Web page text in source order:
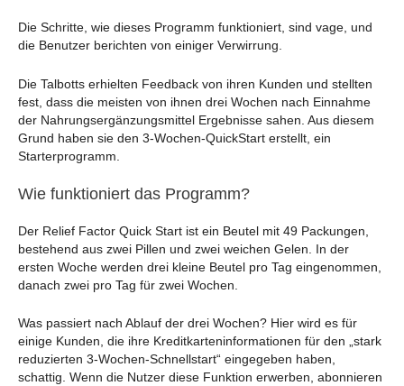
Die Schritte, wie dieses Programm funktioniert, sind vage, und
die Benutzer berichten von einiger Verwirrung.
Die Talbotts erhielten Feedback von ihren Kunden und stellten
fest, dass die meisten von ihnen drei Wochen nach Einnahme
der Nahrungsergänzungsmittel Ergebnisse sahen. Aus diesem
Grund haben sie den 3-Wochen-QuickStart erstellt, ein
Starterprogramm.
Wie funktioniert das Programm?
Der Relief Factor Quick Start ist ein Beutel mit 49 Packungen,
bestehend aus zwei Pillen und zwei weichen Gelen. In der
ersten Woche werden drei kleine Beutel pro Tag eingenommen,
danach zwei pro Tag für zwei Wochen.
Was passiert nach Ablauf der drei Wochen? Hier wird es für
einige Kunden, die ihre Kreditkarteninformationen für den „stark
reduzierten 3-Wochen-Schnellstart“ eingegeben haben,
schattig. Wenn die Nutzer diese Funktion erwerben, abonnieren